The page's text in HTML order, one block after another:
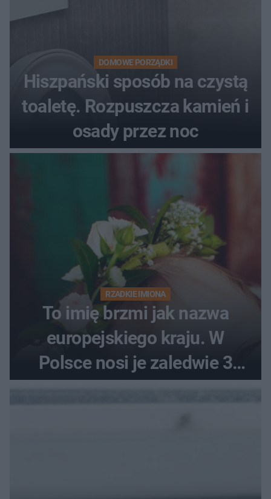
DOMOWE PORZĄDKI
Hiszpański sposób na czystą
toaletę. Rozpuszcza kamień i
osady przez noc
RZADKIE IMIONA
To imię brzmi jak nazwa
europejskiego kraju. W
Polsce nosi je zaledwie 3